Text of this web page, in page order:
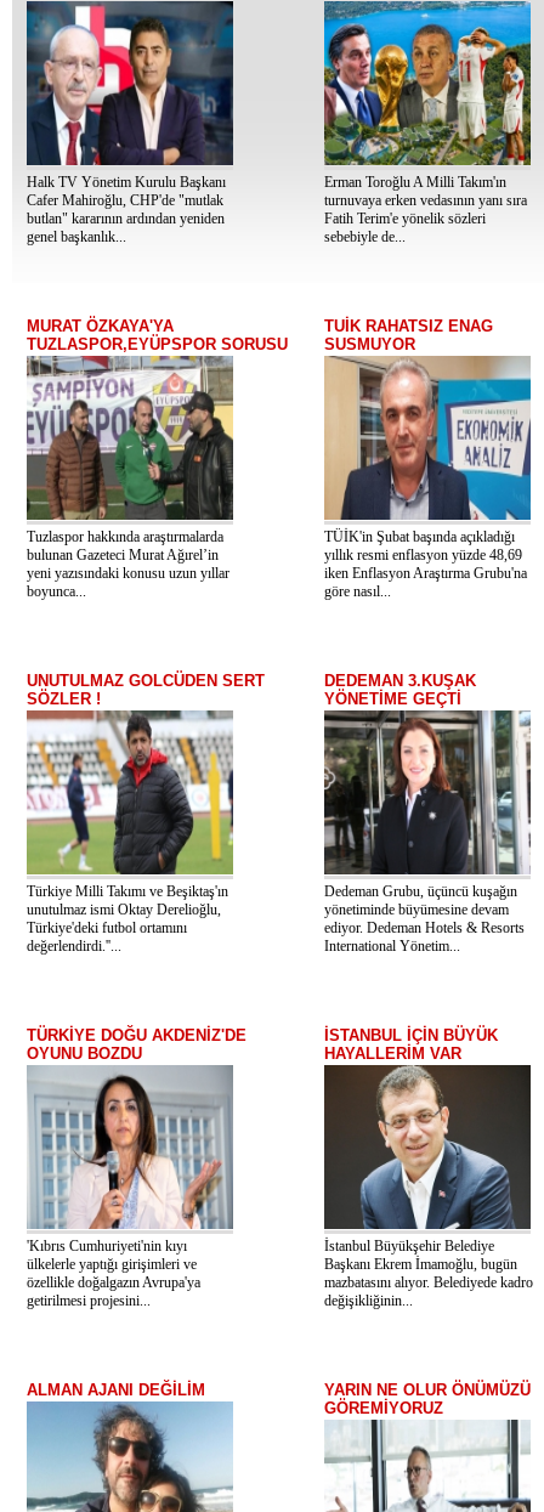
Halk TV Yönetim Kurulu Başkanı
Cafer Mahiroğlu, CHP'de "mutlak
butlan" kararının ardından yeniden
genel başkanlık...
Erman Toroğlu A Milli Takım'ın
turnuvaya erken vedasının yanı sıra
Fatih Terim'e yönelik sözleri
sebebiyle de...
MURAT ÖZKAYA'YA
TUZLASPOR,EYÜPSPOR SORUSU
Tuzlaspor hakkında araştırmalarda
bulunan Gazeteci Murat Ağırel’in
yeni yazısındaki konusu uzun yıllar
boyunca...
TUİK RAHATSIZ ENAG
SUSMUYOR
TÜİK'in Şubat başında açıkladığı
yıllık resmi enflasyon yüzde 48,69
iken Enflasyon Araştırma Grubu'na
göre nasıl...
UNUTULMAZ GOLCÜDEN SERT
SÖZLER !
Türkiye Milli Takımı ve Beşiktaş'ın
unutulmaz ismi Oktay Derelioğlu,
Türkiye'deki futbol ortamını
değerlendirdi.''...
DEDEMAN 3.KUŞAK
YÖNETİME GEÇTİ
Dedeman Grubu, üçüncü kuşağın
yönetiminde büyümesine devam
ediyor. Dedeman Hotels & Resorts
International Yönetim...
TÜRKİYE DOĞU AKDENİZ'DE
OYUNU BOZDU
'Kıbrıs Cumhuriyeti'nin kıyı
ülkelerle yaptığı girişimleri ve
özellikle doğalgazın Avrupa'ya
getirilmesi projesini...
İSTANBUL İÇİN BÜYÜK
HAYALLERİM VAR
İstanbul Büyükşehir Belediye
Başkanı Ekrem İmamoğlu, bugün
mazbatasını alıyor. Belediyede kadro
değişikliğinin...
ALMAN AJANI DEĞİLİM
YARIN NE OLUR ÖNÜMÜZÜ
GÖREMİYORUZ